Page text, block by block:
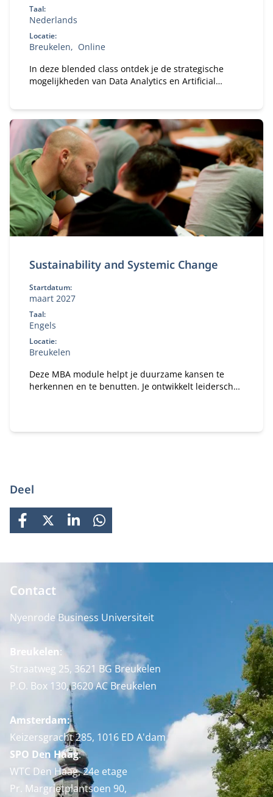
Taal:
Nederlands
Locatie:
Breukelen
Online
In deze blended class ontdek je de strategische
mogelijkheden van Data Analytics en Artificial
Sustainability and Systemic Change
Startdatum:
maart 2027
Taal:
Engels
Locatie:
Breukelen
Deze MBA module helpt je duurzame kansen te
herkennen en te benutten. Je ontwikkelt leiderschap
Deel
FACEBOOK
X LINKEDINWHATSAPP
Contact
Nyenrode Business Universiteit
Breukelen:
Straatweg 25, 3621 BG Breukelen
P.O. Box 130, 3620 AC Breukelen
Amsterdam:
Keizersgracht 285, 1016 ED A'dam
SPO Den Haag:
WTC Den Haag, 24e etage
Pr. Margrietplantsoen 90,